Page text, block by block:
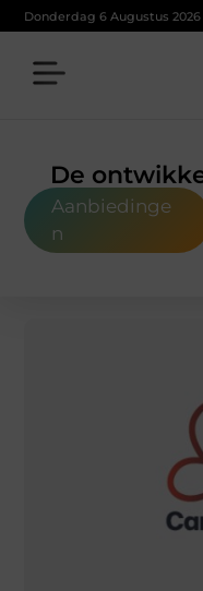
Donderdag 6 Augustus 2026
De
Aanbiedinge
n